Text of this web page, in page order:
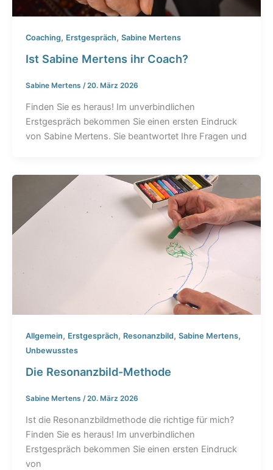
Coaching, Erstgespräch, Sabine Mertens
Ist Sabine Mertens ihr Coach?
Sabine Mertens /20. März 2026
Finden Sie es heraus! Im unverbindlichen
Erstgespräch bekommen Sie einen ersten Eindruck
von Sabine Mertens. Sie beantwortet Ihre Fragen und
Allgemein, Erstgespräch, Resonanzbild, Sabine Mertens,
Unbewusstes
Die Resonanzbild-Methode
Sabine Mertens /20. März 2026
Ist die Resonanzbildmethode die richtige für mich?
Finden Sie es heraus! Im unverbindlichen
Erstgespräch bekommen Sie einen ersten Eindruck
von